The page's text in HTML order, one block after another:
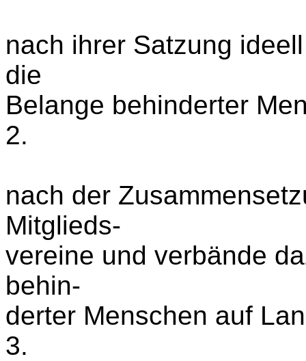
nach ihrer Satzung
die
Belange behinderter
2.
nach der
Mitglieds-
vereine und ­verbände
behin-
derter Menschen auf
3.